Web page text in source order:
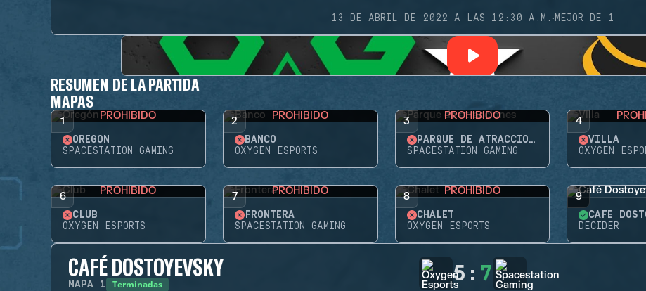
13 DE ABRIL DE 2022 A LAS 12:30 A.M. ·MEJOR DE 1
RESUMEN DE LA PARTIDA
MAPAS
1 PROHIBIDO
OREGÓN
SPACESTATION GAMING
2 PROHIBIDO
BANCO
OXYGEN ESPORTS
3 PROHIBIDO
PARQUE DE ATRACCIONES
SPACESTATION GAMING
4
VILLA
OXYGEN
6 PROHIBIDO
CLUB
OXYGEN ESPORTS
7 PROHIBIDO
FRONTERA
SPACESTATION GAMING
8 PROHIBIDO
CHALET
OXYGEN ESPORTS
9
CAFÉ
DECIDER
CAFÉ DOSTOYEVSKY
MAPA 1 Terminadas 5 : 7